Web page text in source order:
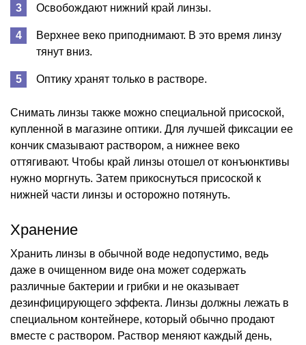
Освобождают нижний край линзы.
Верхнее веко приподнимают. В это время линзу
тянут вниз.
Оптику хранят только в растворе.
Снимать линзы также можно специальной присоской,
купленной в магазине оптики. Для лучшей фиксации ее
кончик смазывают раствором, а нижнее веко
оттягивают. Чтобы край линзы отошел от конъюнктивы
нужно моргнуть. Затем прикоснуться присоской к
нижней части линзы и осторожно потянуть.
Хранение
Хранить линзы в обычной воде недопустимо, ведь
даже в очищенном виде она может содержать
различные бактерии и грибки и не оказывает
дезинфицирующего эффекта. Линзы должны лежать в
специальном контейнере, который обычно продают
вместе с раствором. Раствор меняют каждый день,